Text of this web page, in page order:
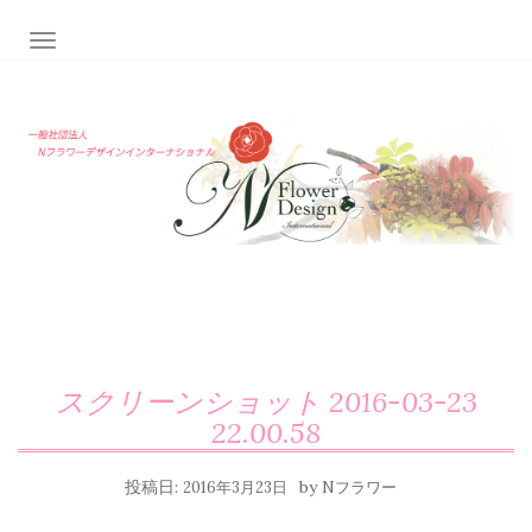
ナビゲーション切り替え
スクリーンショット 2016-03-23
22.00.58
投稿日: 2016年3月23日 by Nフラワー